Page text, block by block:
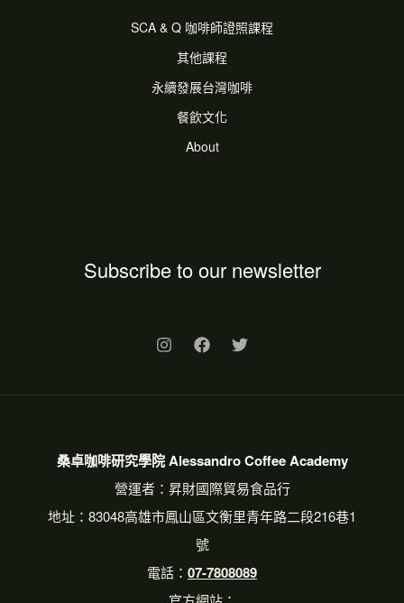
SCA & Q 咖啡師證照課程
其他課程
永續發展台灣咖啡
餐飲文化
About
Subscribe to our newsletter
桑卓咖啡研究學院 Alessandro Coffee Academy
營運者：昇財國際貿易食品行
地址：83048高雄市鳳山區文衡里青年路二段216巷1
號
電話： 07-7808089